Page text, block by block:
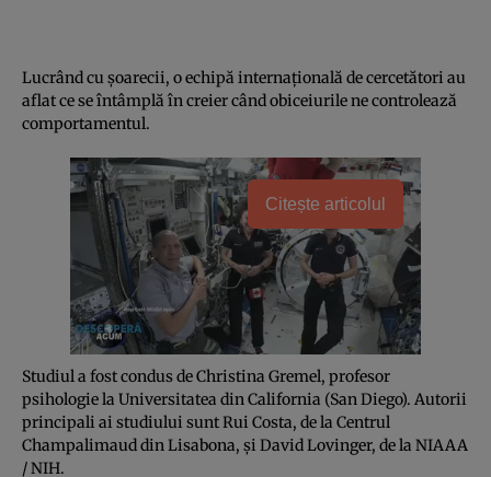
Lucrând cu şoarecii, o echipă internaţională de cercetători au
aflat ce se întâmplă în creier când obiceiurile ne controlează
comportamentul.
Citește articolul
Studiul a fost condus de Christina Gremel, profesor
psihologie la Universitatea din California (San Diego). Autorii
principali ai studiului sunt Rui Costa, de la Centrul
Champalimaud din Lisabona, şi David Lovinger, de la NIAAA
/ NIH.